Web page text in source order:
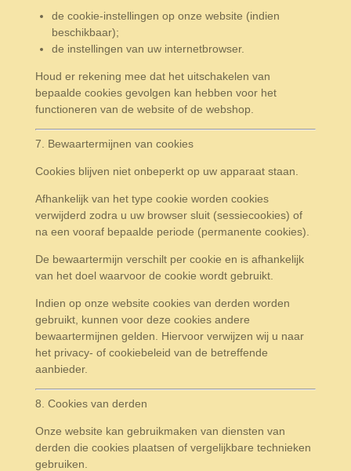
de cookie-instellingen op onze website (indien
beschikbaar);
de instellingen van uw internetbrowser.
Houd er rekening mee dat het uitschakelen van
bepaalde cookies gevolgen kan hebben voor het
functioneren van de website of de webshop.
7. Bewaartermijnen van cookies
Cookies blijven niet onbeperkt op uw apparaat staan.
Afhankelijk van het type cookie worden cookies
verwijderd zodra u uw browser sluit (sessiecookies) of
na een vooraf bepaalde periode (permanente cookies).
De bewaartermijn verschilt per cookie en is afhankelijk
van het doel waarvoor de cookie wordt gebruikt.
Indien op onze website cookies van derden worden
gebruikt, kunnen voor deze cookies andere
bewaartermijnen gelden. Hiervoor verwijzen wij u naar
het privacy- of cookiebeleid van de betreffende
aanbieder.
8. Cookies van derden
Onze website kan gebruikmaken van diensten van
derden die cookies plaatsen of vergelijkbare technieken
gebruiken.